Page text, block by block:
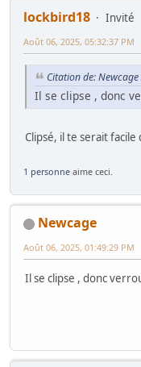
lockbird18
Invité
Août 06, 2025, 05:32:37 PM
Citation de:
Il se clipse , donc
Clipsé, il te serait
1 personne aime ceci.
Newcage
Août 06, 2025, 01:49:29 PM
Il se clipse , donc